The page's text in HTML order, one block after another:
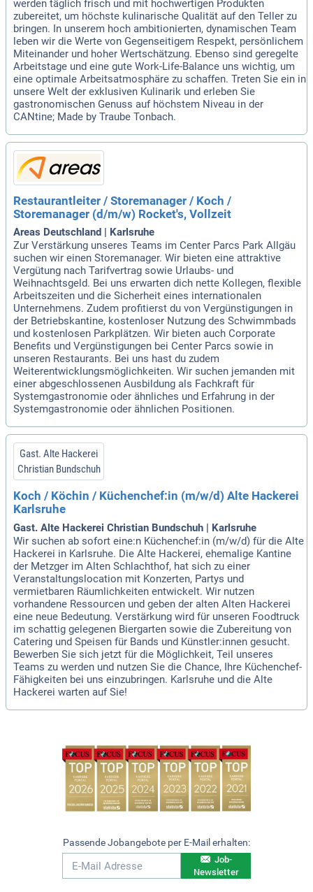
werden täglich frisch und mit hochwertigen Produkten
zubereitet, um höchste kulinarische Qualität auf den Teller zu
bringen. In unserem hoch ambitionierten, dynamischen Team
leben wir die Werte von Gegenseitigem Respekt, persönlichem
Miteinander und hoher Wertschätzung. Ebenso sind geregelte
Arbeitstage und eine gute Work-Life-Balance uns wichtig, um
eine optimale Arbeitsatmosphäre zu schaffen. Treten Sie ein in
unsere Welt der exklusiven Kulinarik und erleben Sie
gastronomischen Genuss auf höchstem Niveau in der
CANtine; Made by Traube Tonbach.
Restaurantleiter / Storemanager / Koch /
Storemanager (d/m/w) Rocket's, Vollzeit
Areas Deutschland | Karlsruhe
Zur Verstärkung unseres Teams im Center Parcs Park Allgäu
suchen wir einen Storemanager. Wir bieten eine attraktive
Vergütung nach Tarifvertrag sowie Urlaubs- und
Weihnachtsgeld. Bei uns erwarten dich nette Kollegen, flexible
Arbeitszeiten und die Sicherheit eines internationalen
Unternehmens. Zudem profitierst du von Vergünstigungen in
der Betriebskantine, kostenloser Nutzung des Schwimmbads
und kostenlosen Parkplätzen. Wir bieten auch Corporate
Benefits und Vergünstigungen bei Center Parcs sowie in
unseren Restaurants. Bei uns hast du zudem
Weiterentwicklungsmöglichkeiten. Wir suchen jemanden mit
einer abgeschlossenen Ausbildung als Fachkraft für
Systemgastronomie oder ähnliches und Erfahrung in der
Systemgastronomie oder ähnlichen Positionen.
Gast. Alte Hackerei
Christian Bundschuh
Koch / Köchin / Küchenchef:in (m/w/d) Alte Hackerei
Karlsruhe
Gast. Alte Hackerei Christian Bundschuh | Karlsruhe
Wir suchen ab sofort eine:n Küchenchef:in (m/w/d) für die Alte
Hackerei in Karlsruhe. Die Alte Hackerei, ehemalige Kantine
der Metzger im Alten Schlachthof, hat sich zu einer
Veranstaltungslocation mit Konzerten, Partys und
vermietbaren Räumlichkeiten entwickelt. Wir nutzen
vorhandene Ressourcen und geben der alten Alten Hackerei
eine neue Bedeutung. Verstärkung wird für unseren Foodtruck
im schattig gelegenen Biergarten sowie die Zubereitung von
Catering und Speisen für Bands und Künstler:innen gesucht.
Bewerben Sie sich jetzt für die Möglichkeit, Teil unseres
Teams zu werden und nutzen Sie die Chance, Ihre Küchenchef-
Fähigkeiten bei uns einzubringen. Karlsruhe und die Alte
Hackerei warten auf Sie!
Passende Jobangebote per E-Mail erhalten:
Job-
Newsletter